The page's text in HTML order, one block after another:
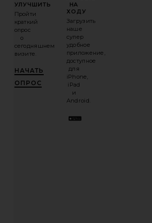
УЛУЧШИТЬ
Пройти
краткий
опрос
о
сегодняшнем
визите.
НАЧАТЬ
ОПРОС
НА
ХОДУ
Загрузить
наше
супер
удобное
приложение,
доступное
для
iPhone,
iPad
и
Android.